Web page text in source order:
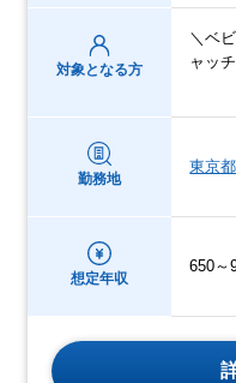
対象となる方
＼ベ
ャッ
勤務地
東京都
想定年収
650～